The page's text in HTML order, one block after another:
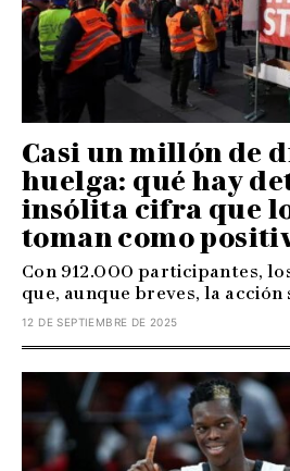
Casi un millón de
huelga: qué hay
insólita cifra que
toman como
Con 912.000 participantes,
que, aunque breves, la
12 DE SEPTIEMBRE DE 2025